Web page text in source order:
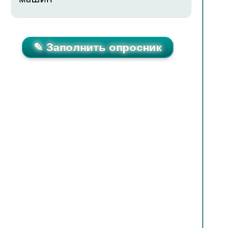
✎ Заполнить опросник